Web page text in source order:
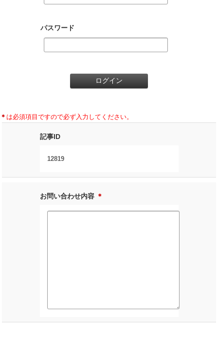
パスワード
＊ は必須項目ですので必ず入力してください。
記事ID
12819
お問い合わせ内容 ＊